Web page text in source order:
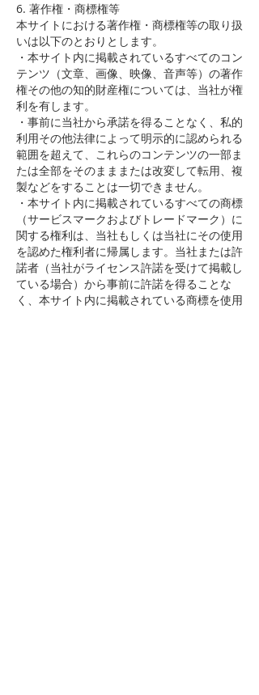
6. 著作権・商標権等
本サイトにおける著作権・商標権等の取り扱
いは以下のとおりとします。
・本サイト内に掲載されているすべてのコン
テンツ（文章、画像、映像、音声等）の著作
権その他の知的財産権については、当社が権
利を有します。
・事前に当社から承諾を得ることなく、私的
利用その他法律によって明示的に認められる
範囲を超えて、これらのコンテンツの一部ま
たは全部をそのまままたは改変して転用、複
製などをすることは一切できません。
・本サイト内に掲載されているすべての商標
（サービスマークおよびトレードマーク）に
関する権利は、当社もしくは当社にその使用
を認めた権利者に帰属します。当社または許
諾者（当社がライセンス許諾を受けて掲載し
ている場合）から事前に許諾を得ることな
く、本サイト内に掲載されている商標を使用